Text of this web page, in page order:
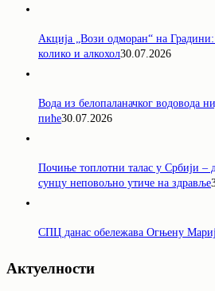
Акција „Вози одморан“ на
колико и алкохол30.07.2026
Вода из белопаланачког водовода
пиће30.07.2026
Почиње топлотни талас у Србији –
сунцу неповољно утиче на здравље
СПЦ данас обележава Огњену
Актуелности